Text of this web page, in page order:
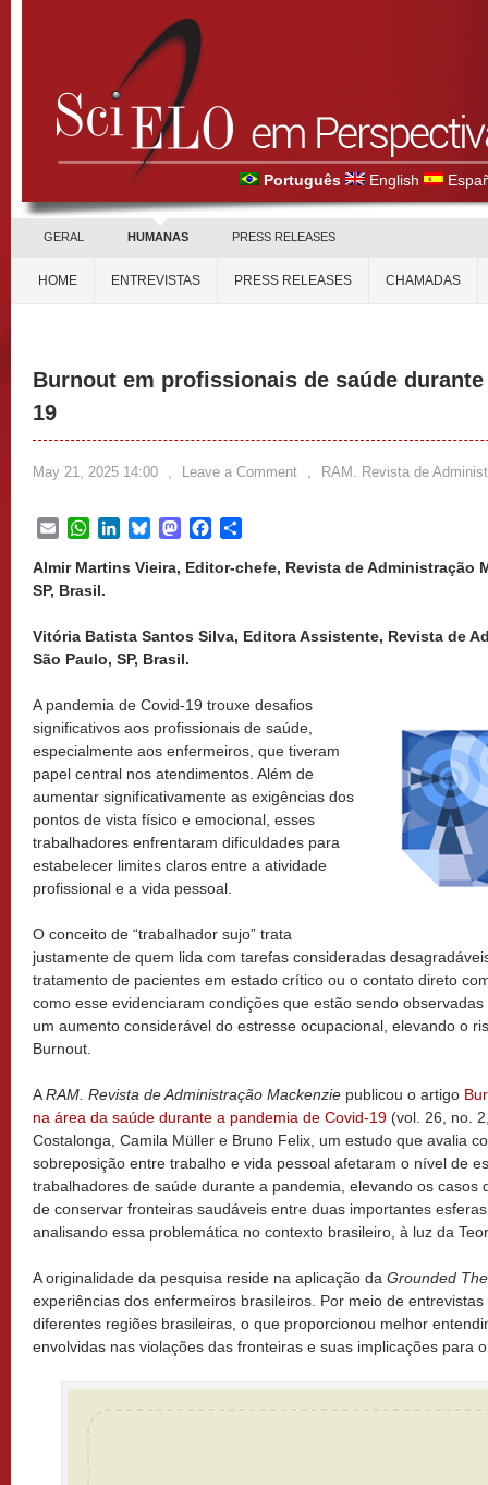
Português English
GERAL HUMANAS PRESS RELEASES
HOME ENTREVISTAS PRESS RELEASES CHAMADAS
Burnout em profissionais de saúde
19
May 21, 2025 14:00 , Leave a Comment , RAM. Revista de
EmailWhatsApp
LinkedInBlueskyMastodonFacebook
Almir Martins Vieira, Editor-chefe, Revista de Administração
SP, Brasil.
Vitória Batista Santos Silva, Editora Assistente, Revista de
São Paulo, SP, Brasil.
A pandemia de Covid-19 trouxe desafios
significativos aos profissionais de saúde,
especialmente aos enfermeiros, que tiveram
papel central nos atendimentos. Além de
aumentar significativamente as exigências dos
pontos de vista físico e emocional, esses
trabalhadores enfrentaram dificuldades para
estabelecer limites claros entre a atividade
profissional e a vida pessoal.
O conceito de “trabalhador sujo” trata
justamente de quem lida com tarefas consideradas
tratamento de pacientes em estado crítico ou o contato direto
como esse evidenciaram condições que estão sendo
um aumento considerável do estresse ocupacional, elevando o
Burnout.
ARAM. Revista de Administração Mackenzie publicou o artigo
na área da saúde durante a pandemia de Covid-19 (vol. 26, no.
Costalonga, Camila Müller e Bruno Felix, um estudo que avalia
sobreposição entre trabalho e vida pessoal afetaram o nível de
trabalhadores de saúde durante a pandemia, elevando os casos
de conservar fronteiras saudáveis entre duas importantes
analisando essa problemática no contexto brasileiro, à luz da
A originalidade da pesquisa reside na aplicação da Grounded
experiências dos enfermeiros brasileiros. Por meio de
diferentes regiões brasileiras, o que proporcionou melhor
envolvidas nas violações das fronteiras e suas implicações para